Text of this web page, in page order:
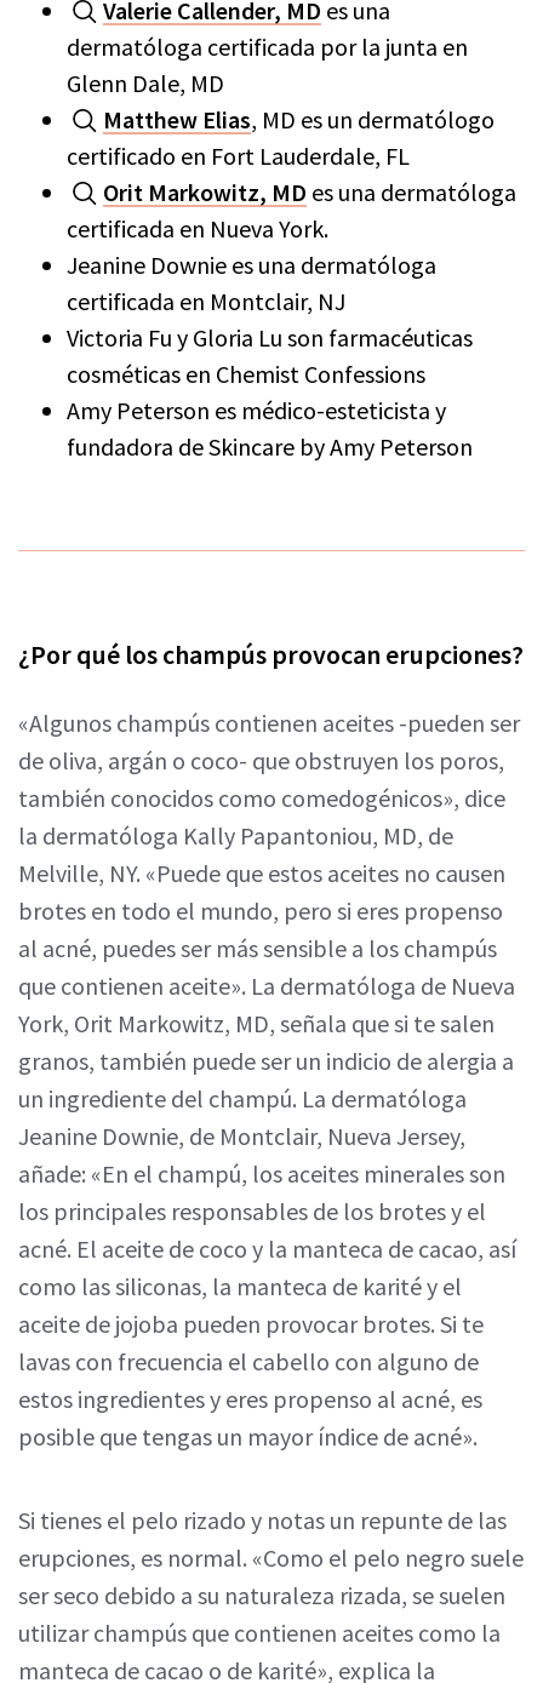
Valerie Callender, MD es una
dermatóloga certificada por la junta en
Glenn Dale, MD
Matthew Elias, MD es un dermatólogo
certificado en Fort Lauderdale, FL
Orit Markowitz, MD es una dermatóloga
certificada en Nueva York.
Jeanine Downie es una dermatóloga
certificada en Montclair, NJ
Victoria Fu y Gloria Lu son farmacéuticas
cosméticas en Chemist Confessions
Amy Peterson es médico-esteticista y
fundadora de Skincare by Amy Peterson
¿Por qué los champús provocan erupciones?
«Algunos champús contienen aceites -pueden ser
de oliva, argán o coco- que obstruyen los poros,
también conocidos como comedogénicos», dice
la dermatóloga Kally Papantoniou, MD, de
Melville, NY. «Puede que estos aceites no causen
brotes en todo el mundo, pero si eres propenso
al acné, puedes ser más sensible a los champús
que contienen aceite». La dermatóloga de Nueva
York, Orit Markowitz, MD, señala que si te salen
granos, también puede ser un indicio de alergia a
un ingrediente del champú. La dermatóloga
Jeanine Downie, de Montclair, Nueva Jersey,
añade: «En el champú, los aceites minerales son
los principales responsables de los brotes y el
acné. El aceite de coco y la manteca de cacao, así
como las siliconas, la manteca de karité y el
aceite de jojoba pueden provocar brotes. Si te
lavas con frecuencia el cabello con alguno de
estos ingredientes y eres propenso al acné, es
posible que tengas un mayor índice de acné».
Si tienes el pelo rizado y notas un repunte de las
erupciones, es normal. «Como el pelo negro suele
ser seco debido a su naturaleza rizada, se suelen
utilizar champús que contienen aceites como la
manteca de cacao o de karité», explica la